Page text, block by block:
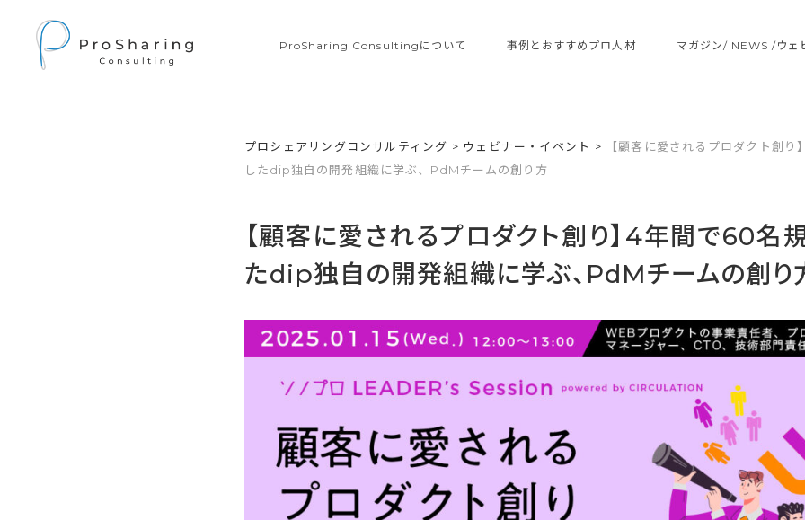
ProSharing Consultingについて 事例とおすすめプロ人材 マガジン/ NEWS /ウェ
プロシェアリングコンサルティング > ウェビナー・イベント >
【顧客に愛されるプロダクト創
したdip独自の開発組織に学ぶ、PdMチームの創り方
【顧客に愛されるプロダクト創り】4年間で60名
たdip独自の開発組織に学ぶ、PdMチームの創り